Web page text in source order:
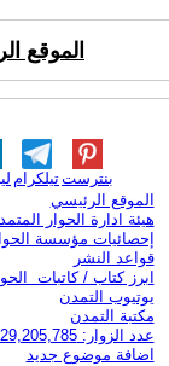
الموقع
تيلكرامبنترست
الموقع الرئيسي
هيئة ادارة الحوار
إحصائيات مؤسسة
قواعد النشر
ابرز كتاب / كاتبات
يوتيوب التمدن
مكتبة التمدن
عدد الزوار: 3,429,205,785
اضافة موضوع جديد